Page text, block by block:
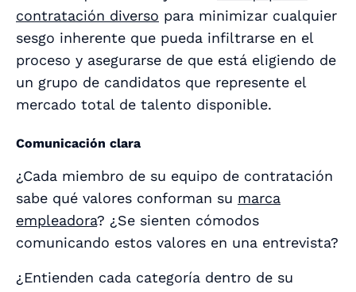
contratación diverso para minimizar cualquier
sesgo inherente que pueda infiltrarse en el
proceso y asegurarse de que está eligiendo de
un grupo de candidatos que represente el
mercado total de talento disponible.
Comunicación clara
¿Cada miembro de su equipo de contratación
sabe qué valores conforman su marca
empleadora? ¿Se sienten cómodos
comunicando estos valores en una entrevista?
¿Entienden cada categoría dentro de su